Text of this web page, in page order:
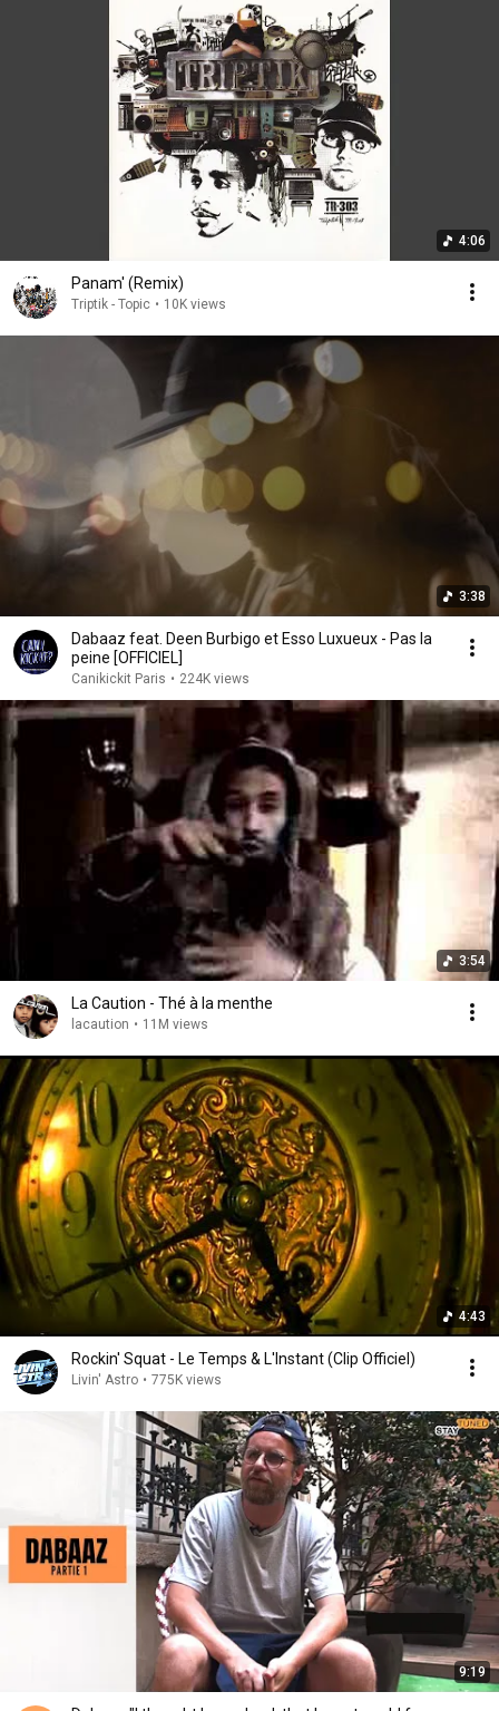
4:06
Panam' (Remix)
Triptik - Topic • 10K views
3:38
Dabaaz feat. Deen Burbigo et Esso Luxueux - Pas la
peine [OFFICIEL]
Canikickit Paris • 224K views
3:54
La Caution - Thé à la menthe
lacaution • 11M views
4:43
Rockin' Squat - Le Temps & L'Instant (Clip Officiel)
Livin' Astro • 775K views
9:19